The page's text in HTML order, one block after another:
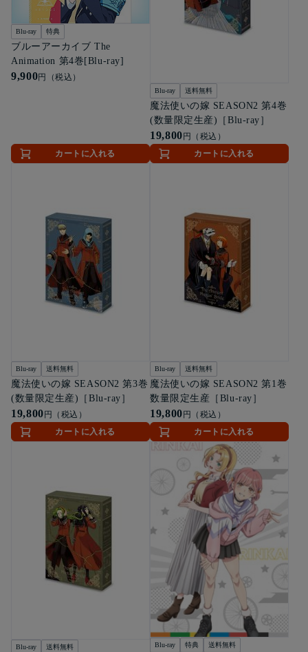
Blu-ray 特典
ブルーアーカイブ The
Animation 第4巻[Blu-ray]
9,900円（税込）
カートに入れる
Blu-ray 送料無料
魔法使いの嫁 SEASON2 第4巻
(数量限定生産)［Blu-ray］
19,800 円（税込）
カートに入れる
Blu-ray 送料無料
魔法使いの嫁 SEASON2 第3巻
(数量限定生産)［Blu-ray］
19,800 円（税込）
カートに入れる
Blu-ray 送料無料
魔法使いの嫁 SEASON2 第1巻
数量限定生産［Blu-ray］
19,800 円（税込）
カートに入れる
Blu-ray 送料無料 Blu-ray 特典 送料無料